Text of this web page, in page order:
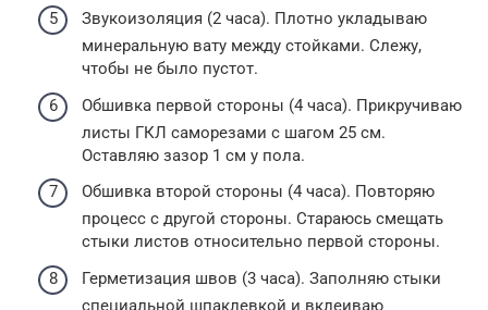
Звукоизоляция (2 часа). Плотно укладываю
минеральную вату между стойками. Слежу,
чтобы не было пустот.
Обшивка первой стороны (4 часа). Прикручиваю
листы ГКЛ саморезами с шагом 25 см.
Оставляю зазор 1 см у пола.
Обшивка второй стороны (4 часа). Повторяю
процесс с другой стороны. Стараюсь смещать
стыки листов относительно первой стороны.
Герметизация швов (3 часа). Заполняю стыки
специальной шпаклевкой и вклеиваю